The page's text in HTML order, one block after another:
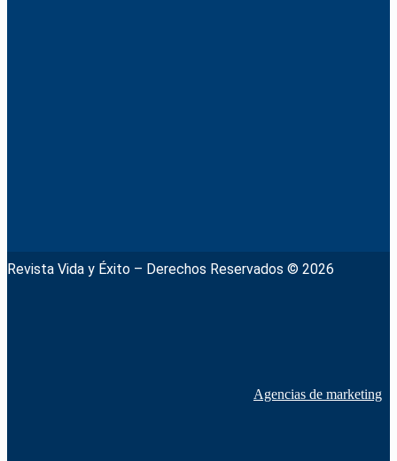
Revista Vida y Éxito – Derechos Reservados © 2026
Agencias de marketing